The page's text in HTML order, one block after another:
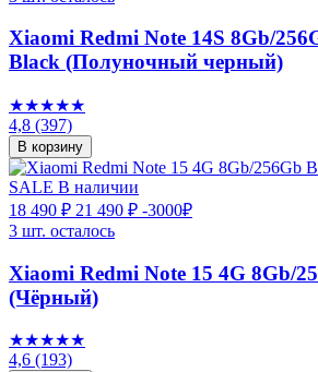
Xiaomi Redmi Note 14S 8Gb/
Black (Полуночный черный)
★★★★★
4,8 (397)
В корзину
SALE В наличии
18 490 ₽ 21 490 ₽ -3000₽
3 шт. осталось
Xiaomi Redmi Note 15 4G 8Gb/
(Чёрный)
★★★★★
4,6 (193)